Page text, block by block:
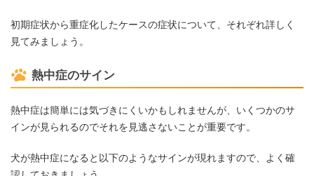
初期症状から重症化したケースの症状について、それぞれ詳しく
見てみましょう。
熱中症のサイン
熱中症は簡単には気づきにくいかもしれませんが、いくつかのサ
インが見られるのでそれを見逃さないことが重要です。
犬が熱中症になると以下のようなサインが現れますので、よく確